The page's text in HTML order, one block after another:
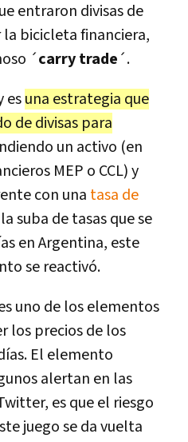
entraron divisas de
bicicleta financiera,
´carry trade´.
esuna estrategia que
de divisas para
un activo (en
MEP o CCL) y
con una tasa de
suba de tasas que se
en Argentina, este
se reactivó.
uno de los elementos
los precios de los
El elemento
alertan en las
es que el riesgo
juego se da vuelta